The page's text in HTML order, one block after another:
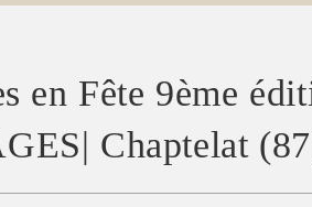
en Fête 9ème
Chaptelat